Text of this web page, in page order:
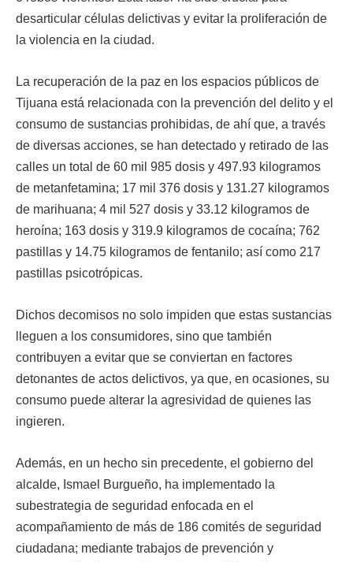
desarticular células delictivas y evitar la proliferación de
la violencia en la ciudad.
La recuperación de la paz en los espacios públicos de
Tijuana está relacionada con la prevención del delito y el
consumo de sustancias prohibidas, de ahí que, a través
de diversas acciones, se han detectado y retirado de las
calles un total de 60 mil 985 dosis y 497.93 kilogramos
de metanfetamina; 17 mil 376 dosis y 131.27 kilogramos
de marihuana; 4 mil 527 dosis y 33.12 kilogramos de
heroína; 163 dosis y 319.9 kilogramos de cocaína; 762
pastillas y 14.75 kilogramos de fentanilo; así como 217
pastillas psicotrópicas.
Dichos decomisos no solo impiden que estas sustancias
lleguen a los consumidores, sino que también
contribuyen a evitar que se conviertan en factores
detonantes de actos delictivos, ya que, en ocasiones, su
consumo puede alterar la agresividad de quienes las
ingieren.
Además, en un hecho sin precedente, el gobierno del
alcalde, Ismael Burgueño, ha implementado la
subestrategia de seguridad enfocada en el
acompañamiento de más de 186 comités de seguridad
ciudadana; mediante trabajos de prevención y